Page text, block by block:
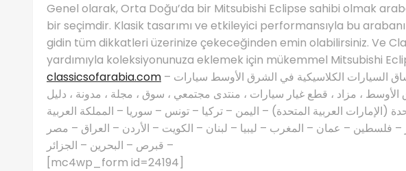
Genel olarak, Orta Doğu’da bir Mitsubishi Eclipse sahibi olmak
bir seçimdir. Klasik tasarımı ve etkileyici performansıyla bu
gidin tüm dikkatleri üzerinize çekeceğinden emin olabilirsiniz. Ve
yardımıyla koleksiyonunuza eklemek için mükemmel Mitsubishi
classicsofarabia.com – الصفحة الرئيسية لعشاق السيارات الكلاسيكية في الشرق الأوسط سيارات
الأوسط ، مزاد ، قطع غيار سيارات ، منتدى مجتمعي ، سوق ، مجلة ، مدونة ، دليل
(الإمارات العربية المتحدة) – اليمن – تركيا – تونس – سوريا – المملكة العربية
فلسطين – عمان – المغرب – ليبيا – لبنان – الكويت – الأردن – العراق – مصر
– قبرص – البحرين – الجزائر
[mc4wp_form id=24194]